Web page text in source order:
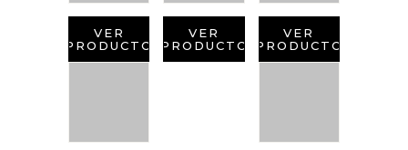
VER
PRODUCTO
VER
PRODUCTO
VER
PRODUCTO